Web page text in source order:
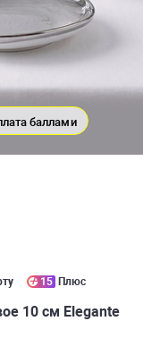
баллами
15 Плюс
10 см Elegante